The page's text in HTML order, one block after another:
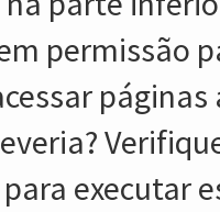
permissão
executar